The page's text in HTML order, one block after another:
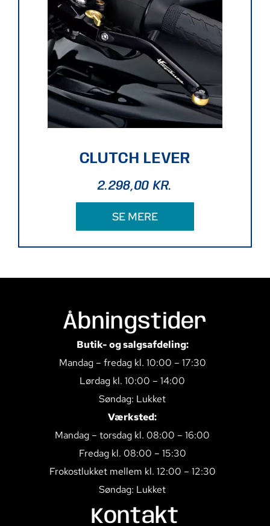
CLUTCH LEVER
2.298,00KR.
SE MERE
Åbningstider
Butik- og salgsafdeling:
Mandag – fredag kl. 10:00 – 17:30
Lørdag kl. 10:00 – 14:00
Søndag: Lukket
Værksted:
Mandag – torsdag kl. 08:00 – 16:00
Fredag kl. 08:00 – 15:30
Frokostlukket mellem kl. 12:00 – 12:30
Søndag: Lukket
Kontakt